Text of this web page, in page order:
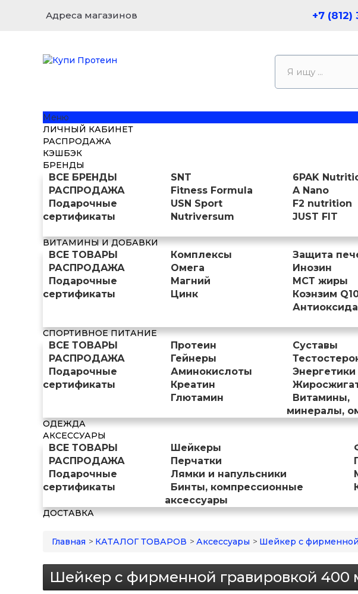
Адреса магазинов +7 (812)
Меню
ЛИЧНЫЙ КАБИНЕТ
РАСПРОДАЖА
КЭШБЭК
БРЕНДЫ
ВСЕ БРЕНДЫ
РАСПРОДАЖА
Подарочные
сертификаты
SNT
Fitness Formula
USN Sport
Nutriversum
6PAK
A Nano
F2 nutrition
JUST FIT
ВИТАМИНЫ И ДОБАВКИ
ВСЕ ТОВАРЫ
РАСПРОДАЖА
Подарочные
сертификаты
Комплексы
Омега
Магний
Цинк
Защита
Инозин
МСТ жиры
Коэнзим
СПОРТИВНОЕ ПИТАНИЕ
ВСЕ ТОВАРЫ
РАСПРОДАЖА
Подарочные
сертификаты
Протеин
Гейнеры
Аминокислоты
Креатин
Глютамин
Суставы
Энергетики
Витамины,
минералы,
ОДЕЖДА
АКСЕССУАРЫ
ВСЕ ТОВАРЫ
РАСПРОДАЖА
Подарочные
сертификаты
Шейкеры
Перчатки
Лямки и напульсники
Бинты, компрессионные
аксессуары
ДОСТАВКА
Главная > КАТАЛОГ ТОВАРОВ > Аксессуары > Шейкер с
Шейкер с фирменной гравировкой 400